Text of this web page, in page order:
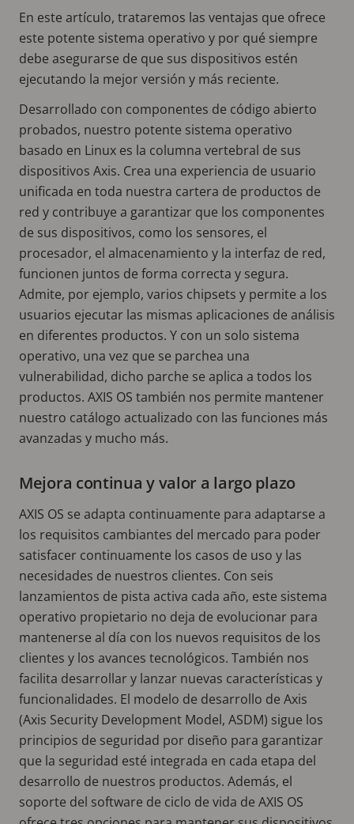
En este artículo, trataremos las ventajas que ofrece
este potente sistema operativo y por qué siempre
debe asegurarse de que sus dispositivos estén
ejecutando la mejor versión y más reciente.
Desarrollado con componentes de código abierto
probados, nuestro potente sistema operativo
basado en Linux es la columna vertebral de sus
dispositivos Axis. Crea una experiencia de usuario
unificada en toda nuestra cartera de productos de
red y contribuye a garantizar que los componentes
de sus dispositivos, como los sensores, el
procesador, el almacenamiento y la interfaz de red,
funcionen juntos de forma correcta y segura.
Admite, por ejemplo, varios chipsets y permite a los
usuarios ejecutar las mismas aplicaciones de análisis
en diferentes productos. Y con un solo sistema
operativo, una vez que se parchea una
vulnerabilidad, dicho parche se aplica a todos los
productos. AXIS OS también nos permite mantener
nuestro catálogo actualizado con las funciones más
avanzadas y mucho más.
Mejora continua y valor a largo plazo
AXIS OS se adapta continuamente para adaptarse a
los requisitos cambiantes del mercado para poder
satisfacer continuamente los casos de uso y las
necesidades de nuestros clientes. Con seis
lanzamientos de pista activa cada año, este sistema
operativo propietario no deja de evolucionar para
mantenerse al día con los nuevos requisitos de los
clientes y los avances tecnológicos. También nos
facilita desarrollar y lanzar nuevas características y
funcionalidades. El modelo de desarrollo de Axis
(Axis Security Development Model, ASDM) sigue los
principios de seguridad por diseño para garantizar
que la seguridad esté integrada en cada etapa del
desarrollo de nuestros productos. Además, el
soporte del software de ciclo de vida de AXIS OS